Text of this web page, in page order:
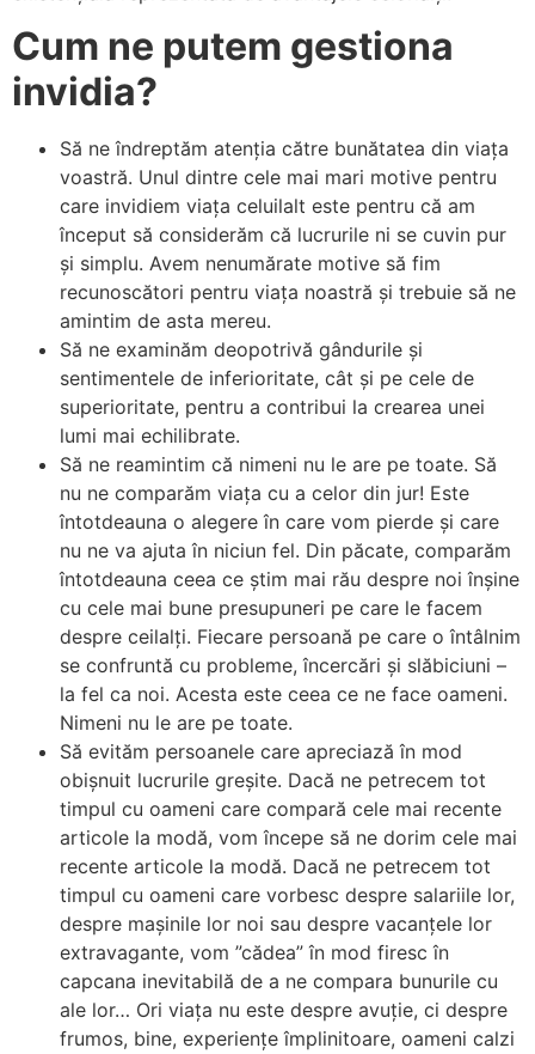
Cum ne putem gestiona
invidia?
Să ne îndreptăm atenția către bunătatea din viața
voastră. Unul dintre cele mai mari motive pentru
care invidiem viața celuilalt este pentru că am
început să considerăm că lucrurile ni se cuvin pur
și simplu. Avem nenumărate motive să fim
recunoscători pentru viața noastră și trebuie să ne
amintim de asta mereu.
Să ne examinăm deopotrivă gândurile și
sentimentele de inferioritate, cât și pe cele de
superioritate, pentru a contribui la crearea unei
lumi mai echilibrate.
Să ne reamintim că nimeni nu le are pe toate. Să
nu ne comparăm viața cu a celor din jur! Este
întotdeauna o alegere în care vom pierde și care
nu ne va ajuta în niciun fel. Din păcate, comparăm
întotdeauna ceea ce știm mai rău despre noi înșine
cu cele mai bune presupuneri pe care le facem
despre ceilalți. Fiecare persoană pe care o întâlnim
se confruntă cu probleme, încercări și slăbiciuni –
la fel ca noi. Acesta este ceea ce ne face oameni.
Nimeni nu le are pe toate.
Să evităm persoanele care apreciază în mod
obișnuit lucrurile greșite. Dacă ne petrecem tot
timpul cu oameni care compară cele mai recente
articole la modă, vom începe să ne dorim cele mai
recente articole la modă. Dacă ne petrecem tot
timpul cu oameni care vorbesc despre salariile lor,
despre mașinile lor noi sau despre vacanțele lor
extravagante, vom ”cădea” în mod firesc în
capcana inevitabilă de a ne compara bunurile cu
ale lor… Ori viața nu este despre avuție, ci despre
frumos, bine, experiențe împlinitoare, oameni calzi